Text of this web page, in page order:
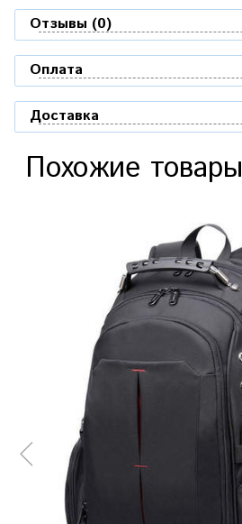
Отзывы (0)
Оплата
Доставка
Похожие товары